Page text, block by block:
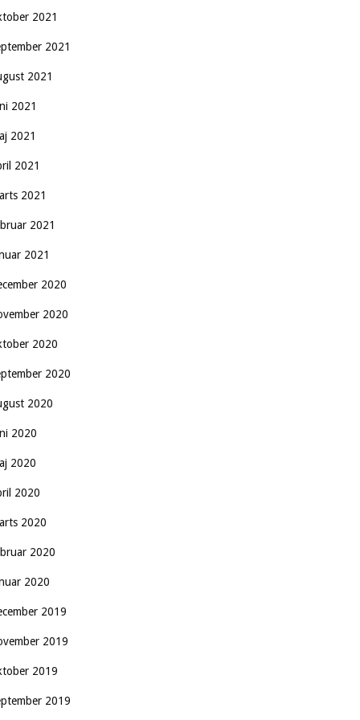
2021
2021
2021
2021
2021
2021
2021
2021
2021
2020
2020
2020
2020
2020
2020
2020
2020
2020
2020
2020
2019
2019
2019
2019